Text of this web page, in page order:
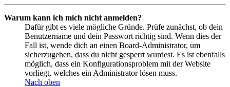
Warum kann ich mich nicht anmelden?
Dafür gibt es viele mögliche Gründe. Prüfe zunächst, ob dein
Benutzername und dein Passwort richtig sind. Wenn dies der
Fall ist, wende dich an einen Board-Administrator, um
sicherzugehen, dass du nicht gesperrt wurdest. Es ist ebenfalls
möglich, dass ein Konfigurationsproblem mit der Website
vorliegt, welches ein Administrator lösen muss.
Nach oben